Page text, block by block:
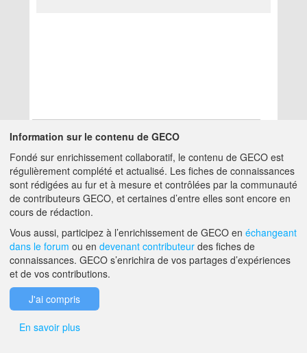
Aucun résultat
A PROPOS DE GECO AIDE
F.A.Q. NOUS CONTACTER
Information sur le contenu de GECO
Fondé sur enrichissement collaboratif, le contenu de GECO est
régulièrement complété et actualisé. Les fiches de connaissances
sont rédigées au fur et à mesure et contrôlées par la communauté
de contributeurs GECO, et certaines d’entre elles sont encore en
cours de rédaction.
Vous aussi, participez à l’enrichissement de GECO en échangeant
dans le forum ou en devenant contributeur des fiches de
connaissances. GECO s’enrichira de vos partages d’expériences
et de vos contributions.
J'ai compris
En savoir plus